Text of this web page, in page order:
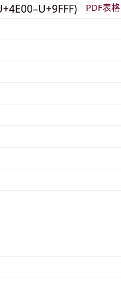
PDF表格